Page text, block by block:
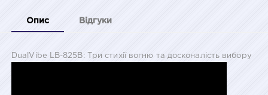
Опис Відгуки
DualVibe LB-825B: Три стихії вогню та досконалість вибору